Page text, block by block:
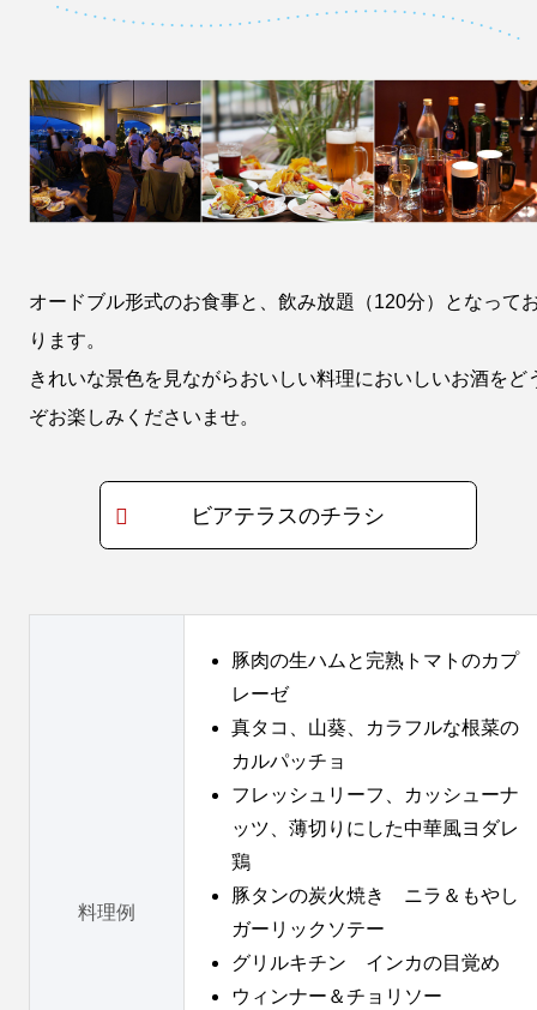
オードブル形式のお食事と、飲み放題（120分）となって
ります。
きれいな景色を見ながらおいしい料理においしいお酒をど
ぞお楽しみくださいませ。
ビアテラスのチラシ
料理例
豚肉の生ハムと完熟トマトのカプ
レーゼ
真タコ、山葵、カラフルな根菜の
カルパッチョ
フレッシュリーフ、カッシューナ
ッツ、薄切りにした中華風ヨダレ
鶏
豚タンの炭火焼き ニラ＆もやし
ガーリックソテー
グリルキチン インカの目覚め
ウィンナー＆チョリソー